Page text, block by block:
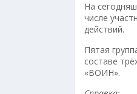
На
числе
действий.
Пятая
составе
«ВОИН».